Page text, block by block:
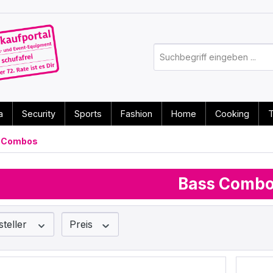
Security Sports Fashion Home Cooking
Bass
Preis